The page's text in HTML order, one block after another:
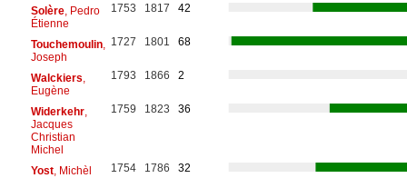
Solère, Pedro
Étienne
1753 1817 42
Touchemoulin,
Joseph
1727 1801 68
Walckiers
Eugène
1793 1866 2
Widerkehr,
Jacques
Christian
Michel
1759 1823 36
Yost, Michèl 1754 1786 32